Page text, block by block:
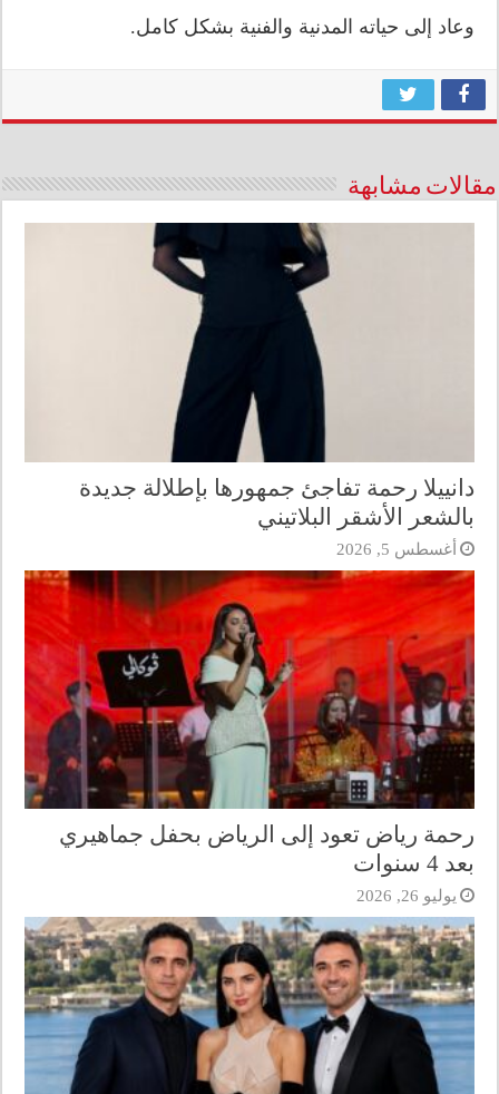
وعاد إلى حياته المدنية والفنية بشكل كامل.
مقالات مشابهة
دانييلا رحمة تفاجئ جمهورها بإطلالة جديدة
بالشعر الأشقر البلاتيني
أغسطس 5, 2026
رحمة رياض تعود إلى الرياض بحفل جماهيري
بعد 4 سنوات
يوليو 26, 2026